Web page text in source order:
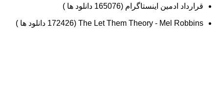
قرارداد ادمین اینستاگرام (165076 دانلود ها )
The Let Them Theory - Mel Robbins (172426 دانلود ها )